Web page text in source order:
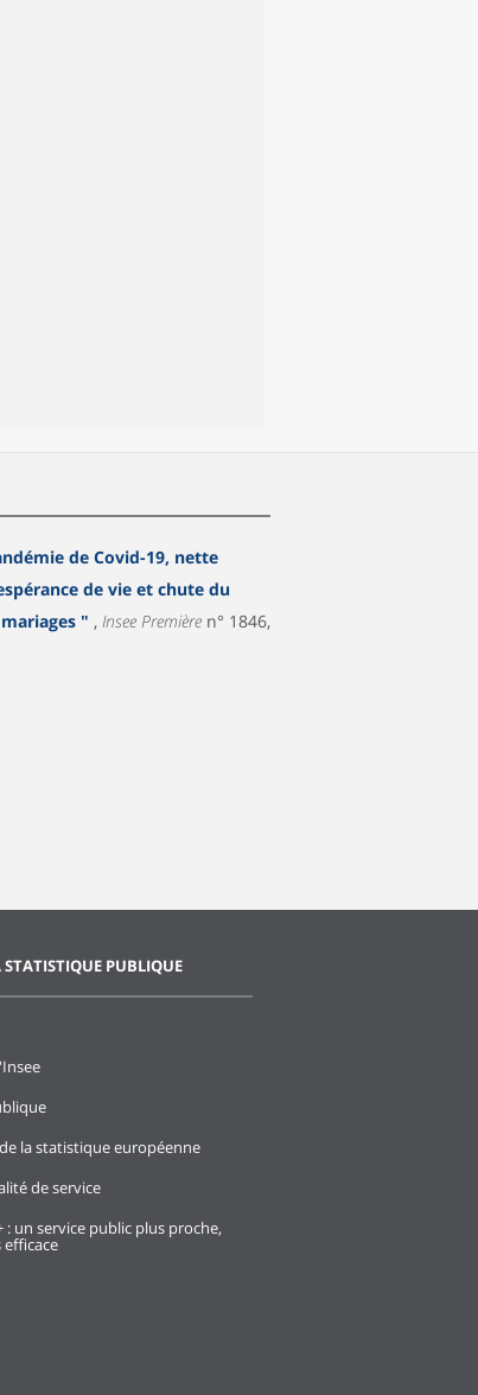
de Covid-19, nette
de vie et chute du
de mariages " , Insee Première n° 1846,
STATISTIQUE PUBLIQUE
la statistique européenne
de service
: un service public plus proche,
efficace